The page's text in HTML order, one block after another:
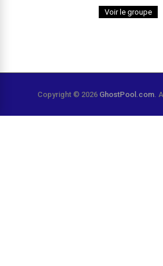
Voir le groupe
Copyright © 2026 GhostPool.com.